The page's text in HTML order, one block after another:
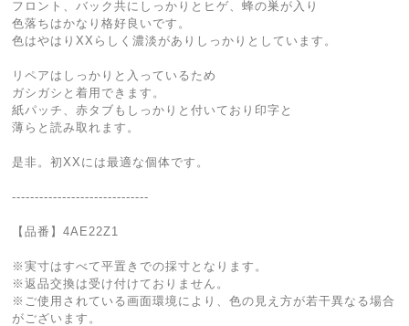
フロント、バック共にしっかりとヒゲ、蜂の巣が入り
色落ちはかなり格好良いです。
色はやはりXXらしく濃淡がありしっかりとしています。
リペアはしっかりと入っているため
ガシガシと着用できます。
紙パッチ、赤タブもしっかりと付いており印字と
薄らと読み取れます。
是非。初XXには最適な個体です。
------------------------------
【品番】4AE22Z1
※実寸はすべて平置きでの採寸となります。
※返品交換は受け付けておりません。
※ご使用されている画面環境により、色の見え方が若干異なる場合
がございます。